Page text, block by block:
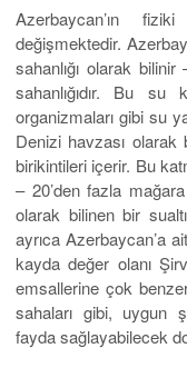
Azerbaycan’ın
değişmektedir.
sahanlığı olarak
sahanlığıdır. Bu
organizmaları gibi su
Denizi havzası olarak
birikintileri içerir. Bu
– 20’den fazla
olarak bilinen bir
ayrıca Azerbaycan’a
kayda değer olanı
emsallerine çok
sahaları gibi, uygun
fayda sağlayabilecek